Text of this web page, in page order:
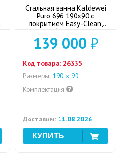
Стальная ванна Kaldewei
Puro 696 190x90 с
покрытием Easy-Clean,
259600013001
139 000 ₽
Код товара: 26335
Размеры: 190 х 90
Комплектация
Доставим: 11.08.2026